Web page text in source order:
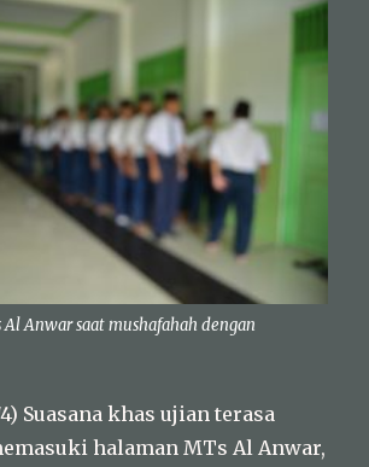
Al Anwar saat mushafahah dengan
Suasana khas ujian terasa
halaman MTs Al Anwar,